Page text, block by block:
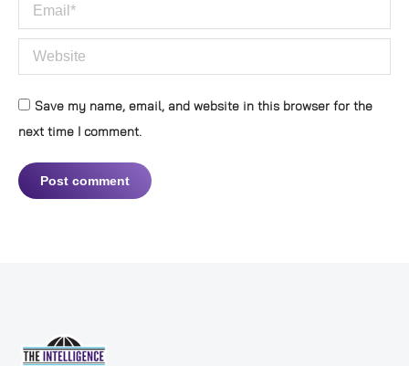
Email *
Website
Save my name, email, and website in this browser for the
next time I comment.
Post comment